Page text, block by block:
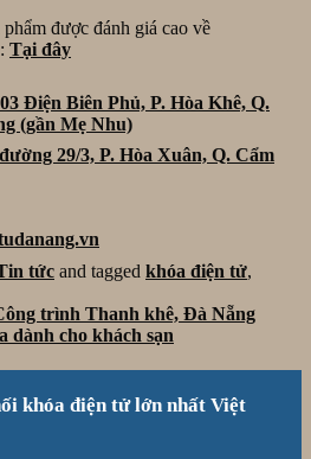
được đánh giá cao về
Tại đây
Điện Biên Phủ, P. Hòa Khê, Q.
(gần Mẹ Nhu)
29/3, P. Hòa Xuân, Q. Cẩm
tức and tagged khóa điện tử,
trình Thanh khê, Đà Nẵng
dành cho khách sạn
khóa điện tử lớn nhất Việt